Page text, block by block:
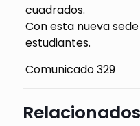
cuadrados.
Con esta nueva
estudiantes.
Comunicado 329
Relacionados